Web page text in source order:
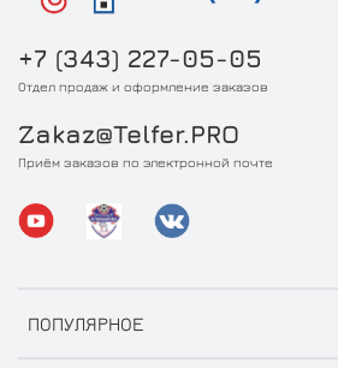
ПОПУЛЯРНОЕ
+7 (343) 227-05-05
Отдел продаж и оформление заказов
Zakaz@Telfer.PRO
Приём заказов по электронной почте